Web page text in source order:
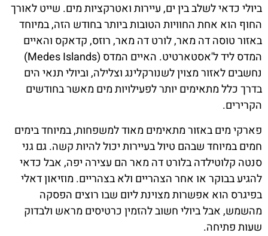
ביולי כדאי לשלב בין ים, עיירות ואטרקציות מים. שייט לאורך
החוף הוא אחת החוויות הטובות ביותר בחודש הזה, במיוחד
באזור טוסה דה מאר, לורט דה מאר, רוזס, קדאקס והאיים
המדס ליד ל'אסטארטיט. האיים המדס (Medes Islands)
נחשבים לאזור מצוין לשנורקלינג וצלילה, וביולי תנאי הים
בדרך כלל מתאימים יותר לפעילויות מים מאשר בחודשים
הקרירים.
פארקי מים באזור מתאימים מאוד למשפחות, במיוחד בימים
חמים במיוחד שבהם טיול בעיירות יכול להיות קשה. גם גני
סנטה קלוטילדה בלורט דה מאר הם עצירה יפה, אבל כדאי
להגיע בבוקר או אחר הצהריים ולא בצהריים. מוזיאון דאלי
בפיגרס הוא אפשרות מצוינת ליום שבו רוצים הפסקה
מהשמש, אבל ביולי חשוב להזמין כרטיסים מראש ולבדוק
שעות פתיחה.